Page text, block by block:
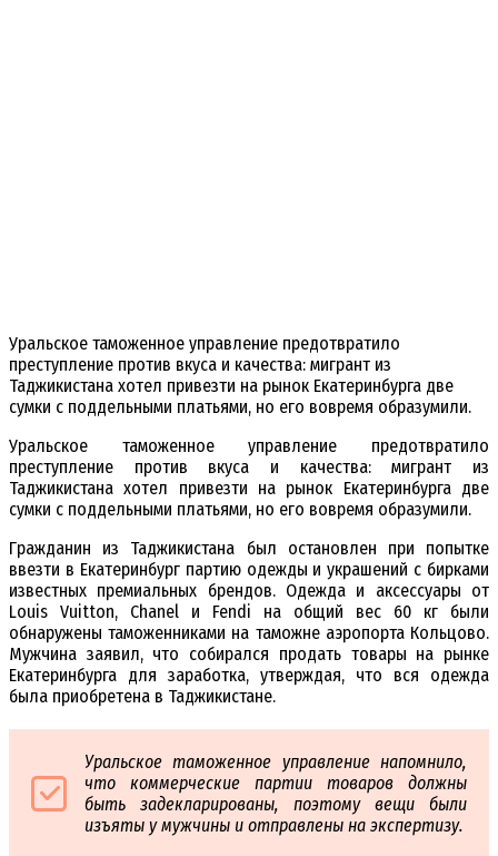
Уральское таможенное управление предотвратило
преступление против вкуса и качества: мигрант из
Таджикистана хотел привезти на рынок Екатеринбурга две
сумки с поддельными платьями, но его вовремя образумили.
Уральское таможенное управление предотвратило
преступление против вкуса и качества: мигрант из
Таджикистана хотел привезти на рынок Екатеринбурга две
сумки с поддельными платьями, но его вовремя образумили.
Гражданин из Таджикистана был остановлен при попытке
ввезти в Екатеринбург партию одежды и украшений с бирками
известных премиальных брендов. Одежда и аксессуары от
Louis Vuitton, Chanel и Fendi на общий вес 60 кг были
обнаружены таможенниками на таможне аэропорта Кольцово.
Мужчина заявил, что собирался продать товары на рынке
Екатеринбурга для заработка, утверждая, что вся одежда
была приобретена в Таджикистане.
Уральское таможенное управление напомнило,
что коммерческие партии товаров должны
быть задекларированы, поэтому вещи были
изъяты у мужчины и отправлены на экспертизу.